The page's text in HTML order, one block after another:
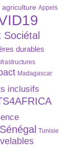
agriculture Appels
Sociétal
durables
Madagascar
inclusifs
Sénégal Tunisie